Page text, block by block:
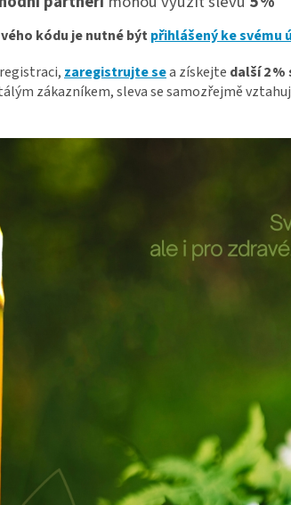
kódu je nutné býtpřihlášený ke svému
zaregistrujte sea získejte další 2 %
zákazníkem, sleva se samozřejmě